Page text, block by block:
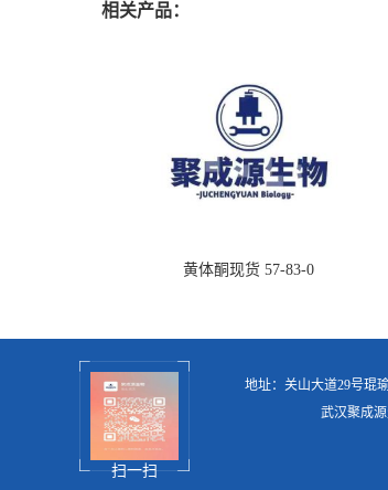
相关产品：
黄体酮现货 57-83-0
扫一扫
地址：关山大道29号琨
武汉聚成